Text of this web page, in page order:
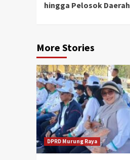
hingga Pelosok Daerah
More Stories
DPRD Murung Raya